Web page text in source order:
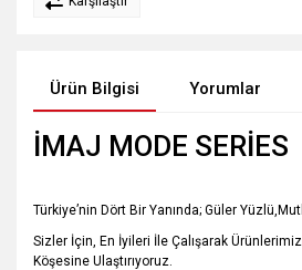
Ürün Bilgisi Yorumlar
İMAJ MODE SERİES
Türkiye’nin Dört Bir Yanında; Güler
Sizler İçin, En İyileri İle Çalışarak
Köşesine Ulaştırıyoruz.